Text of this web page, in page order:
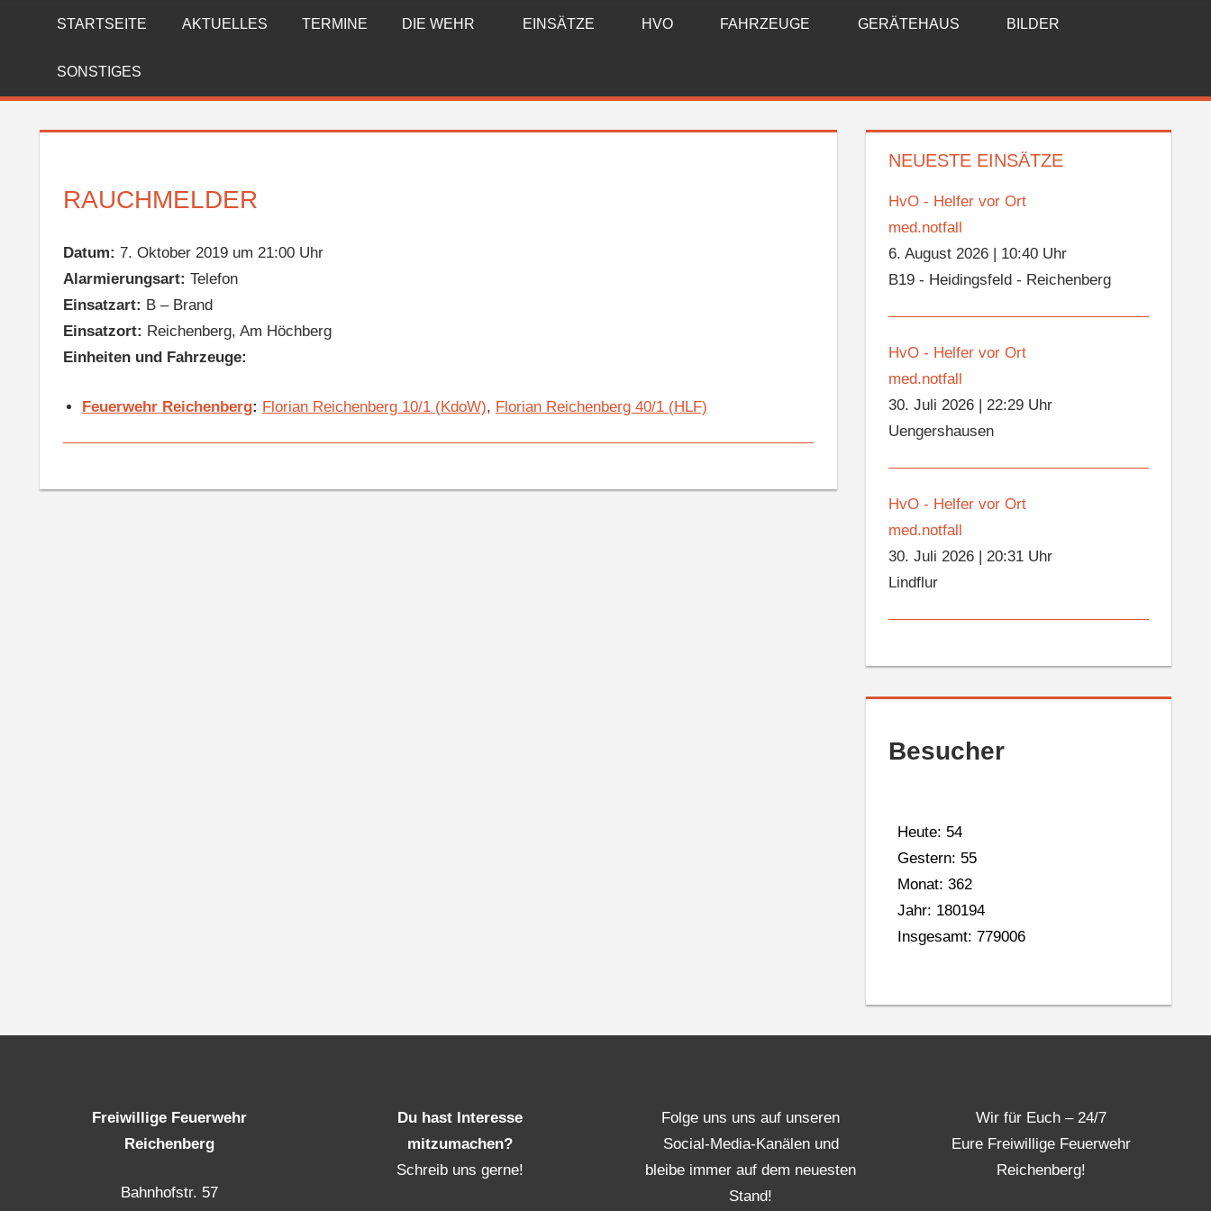
FREIWILLIGE
FEUERWEHR
REICHENBERG
STARTSEITE AKTUELLES TERMINE DIE WEHR EINSÄTZE HVO FAHRZEUGE GERÄTEHAUS BILDER
SONSTIGES
RAUCHMELDER
Datum: 7. Oktober 2019 um 21:00 Uhr
Alarmierungsart: Telefon
Einsatzart: B – Brand
Einsatzort: Reichenberg, Am Höchberg
Einheiten und Fahrzeuge:
Feuerwehr Reichenberg: Florian Reichenberg 10/1 (KdoW), Florian Reichenberg 40/1 (HLF)
NEUESTE EINSÄTZE
HvO - Helfer vor Ort
med.notfall
6. August 2026
10:40 Uhr
B19 - Heidingsfeld - Reichenberg
HvO - Helfer vor Ort
med.notfall
30. Juli 2026 |22:29 Uhr
Uengershausen
HvO - Helfer vor Ort
med.notfall
30. Juli 2026 |20:31 Uhr
Lindflur
Besucher
Heute: 54
Gestern: 55
Monat: 362
Jahr: 180194
Insgesamt: 779006
Freiwillige Feuerwehr
Reichenberg
Bahnhofstr. 57
Du hast Interesse
mitzumachen?
Schreib uns gerne!
Folge uns uns auf unseren
Social-Media-Kanälen und
bleibe immer auf dem neuesten
Stand!
Wir für Euch – 24/7
Eure Freiwillige Feuerwehr
Reichenberg!